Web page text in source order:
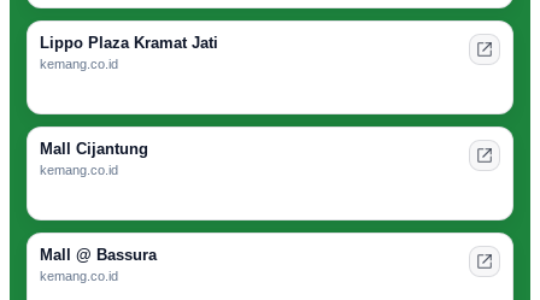
Lippo Plaza Kramat Jati
kemang.co.id
Mall Cijantung
kemang.co.id
Mall @ Bassura
kemang.co.id